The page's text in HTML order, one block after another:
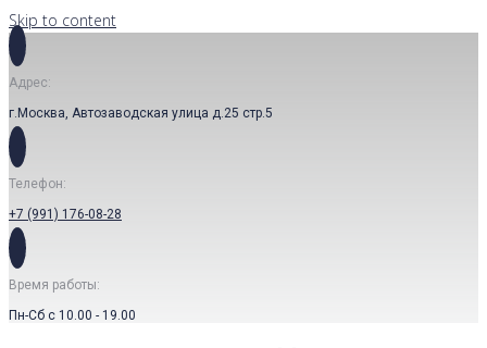
Skip to content
Адрес:
г.Москва, Автозаводская улица д.25 стр.5
Телефон:
+7 (991) 176-08-28
Время работы:
Пн-Сб с 10.00 - 19.00